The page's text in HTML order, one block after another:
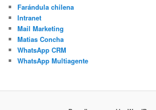
Farándula chilena
Intranet
Mail Marketing
Matias Concha
WhatsApp CRM
WhatsApp Multiagente